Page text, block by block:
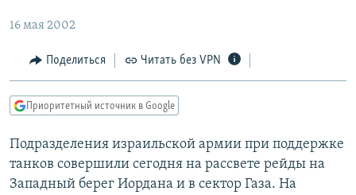
главной
Вернутся
поиску
КАВКАЗ.РЕАЛИИ
СЕВЕР.РЕАЛИИ
РАСПИСАНИЕ ВЕЩАНИЯ
ПОДПИШИТЕСЬ НА РАССЫЛКУ
16 мая 2002
Поделиться Читать без VPN
Приоритетный источник в Google
Подразделения израильской армии при поддержке
танков совершили сегодня на рассвете рейды на
Западный берег Иордана и в сектор Газа. На